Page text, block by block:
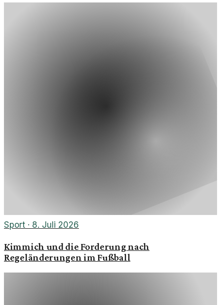
Sport · 8. Juli 2026
Kimmich und die Forderung nach
Regeländerungen im Fußball